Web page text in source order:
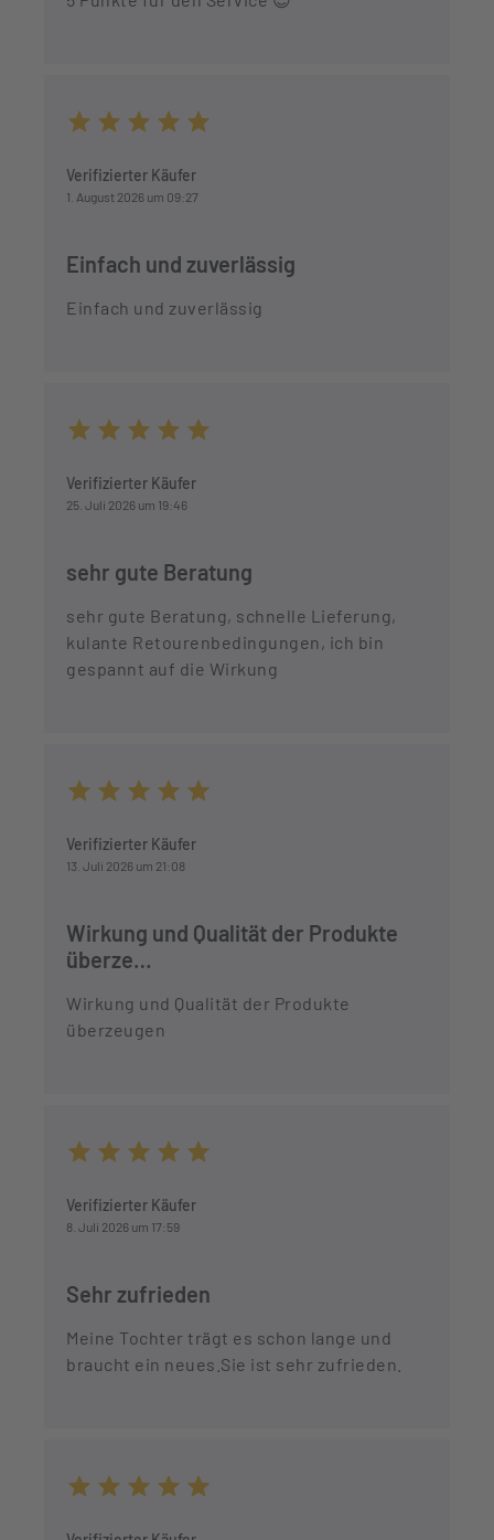
Verifizierter Käufer
1. August 2026 um 09:27
Einfach und zuverlässig
Einfach und zuverlässig
Verifizierter Käufer
25. Juli 2026 um 19:46
sehr gute Beratung
sehr gute Beratung, schnelle Lieferung,
kulante Retourenbedingungen, ich bin
gespannt auf die Wirkung
Verifizierter Käufer
13. Juli 2026 um 21:08
Wirkung und Qualität der Produkte
überze…
Wirkung und Qualität der Produkte
überzeugen
Verifizierter Käufer
8. Juli 2026 um 17:59
Sehr zufrieden
Meine Tochter trägt es schon lange und
braucht ein neues.Sie ist sehr zufrieden.